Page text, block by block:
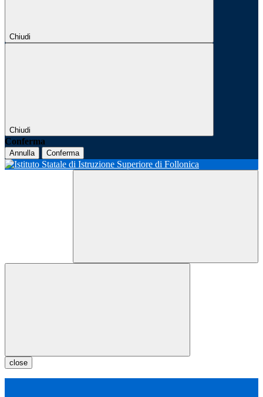
Chiudi
Chiudi
Conferma
Annulla Conferma
close